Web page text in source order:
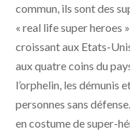
commun, ils sont des
« real life super heroes
croissant aux Etats-
aux quatre coins du
l’orphelin, les démunis
personnes sans
en costume de super-